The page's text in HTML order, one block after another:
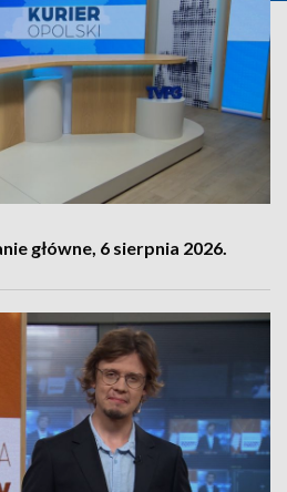
główne, 6 sierpnia 2026.